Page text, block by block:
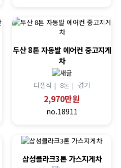
두산 8톤 자동발 에어컨 중고지게
차
디젤식 | 8톤 | 경기
2,970만원
no.18911
삼성클라크3톤 가스지게차